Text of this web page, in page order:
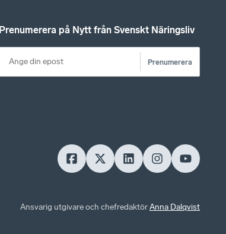
Prenumerera på Nytt från Svenskt Näringsliv
Prenumerera
Ansvarig utgivare och chefredaktörAnna Dalqvist